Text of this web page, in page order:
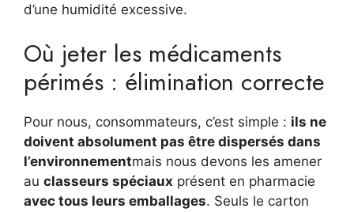
d’une humidité excessive.
Où jeter les médicaments
périmés : élimination correcte
Pour nous, consommateurs, c’est simple : ils ne
doivent absolument pas être dispersés dans
l’environnementmais nous devons les amener
au classeurs spéciaux présent en pharmacie
avec tous leurs emballages. Seuls le carton